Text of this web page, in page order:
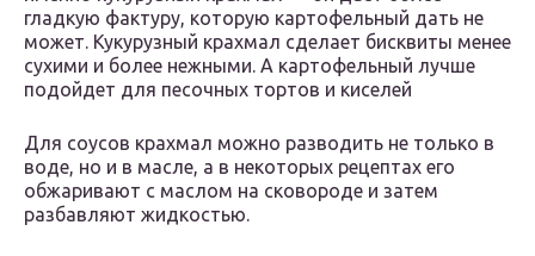
гладкую фактуру, которую картофельный дать не
может. Кукурузный крахмал сделает бисквиты менее
сухими и более нежными. А картофельный лучше
подойдет для песочных тортов и киселей
Для соусов крахмал можно разводить не только в
воде, но и в масле, а в некоторых рецептах его
обжаривают с маслом на сковороде и затем
разбавляют жидкостью.